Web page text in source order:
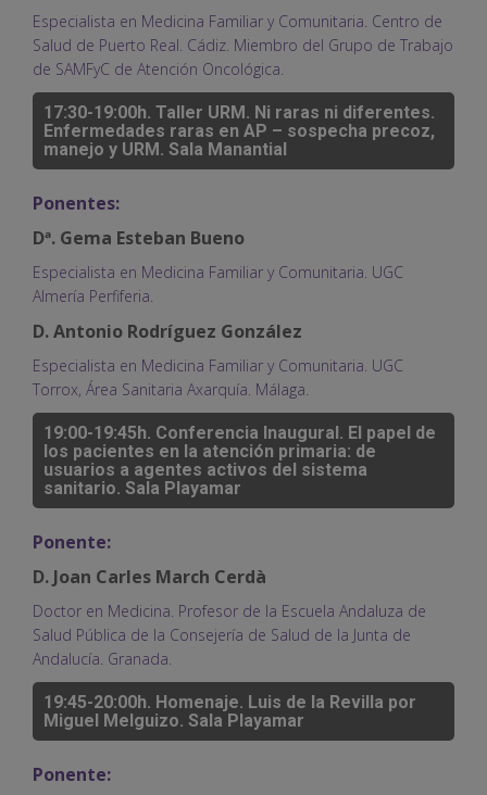
Especialista en Medicina Familiar y Comunitaria. Centro de
Salud de Puerto Real. Cádiz. Miembro del Grupo de Trabajo
de SAMFyC de Atención Oncológica.
17:30-19:00h. Taller URM. Ni raras ni diferentes.
Enfermedades raras en AP – sospecha precoz,
manejo y URM. Sala Manantial
Ponentes:
Dª. Gema Esteban Bueno
Especialista en Medicina Familiar y Comunitaria. UGC
Almería Perfiferia.
D. Antonio Rodríguez González
Especialista en Medicina Familiar y Comunitaria. UGC
Torrox, Área Sanitaria Axarquía. Málaga.
19:00-19:45h. Conferencia Inaugural. El papel de
los pacientes en la atención primaria: de
usuarios a agentes activos del sistema
sanitario. Sala Playamar
Ponente:
D. Joan Carles March Cerdà
Doctor en Medicina. Profesor de la Escuela Andaluza de
Salud Pública de la Consejería de Salud de la Junta de
Andalucía. Granada.
19:45-20:00h. Homenaje. Luis de la Revilla por
Miguel Melguizo. Sala Playamar
Ponente: